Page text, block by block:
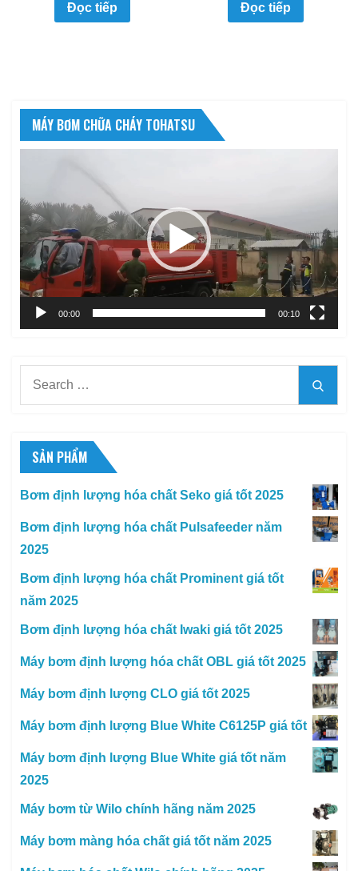
Đọc tiếp Đọc tiếp
MÁY BƠM CHỮA CHÁY TOHATSU
Video
00:00 00:10
SẢN PHẨM
Bơm định lượng hóa chất Seko giá tốt 2025
Bơm định lượng hóa chất Pulsafeeder năm
2025
Bơm định lượng hóa chất Prominent giá tốt
năm 2025
Bơm định lượng hóa chất Iwaki giá tốt 2025
Máy bơm định lượng hóa chất OBL giá tốt 2025
Máy bơm định lượng CLO giá tốt 2025
Máy bơm định lượng Blue White C6125P giá tốt
Máy bơm định lượng Blue White giá tốt năm
2025
Máy bơm từ Wilo chính hãng năm 2025
Máy bơm màng hóa chất giá tốt năm 2025